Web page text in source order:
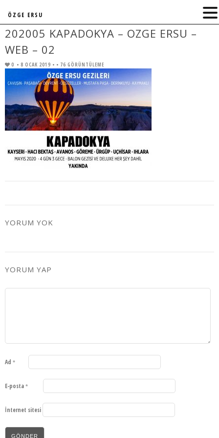
202005 KAPADOKYA – OZGE ERSU –
WEB – 02
0 • 8 OCAK 2019 • • 76 GÖRÜNTÜLEME
YORUM YOK
YORUM YAP
Ad *
E-posta *
İnternet sitesi
ÖZGE ERSU